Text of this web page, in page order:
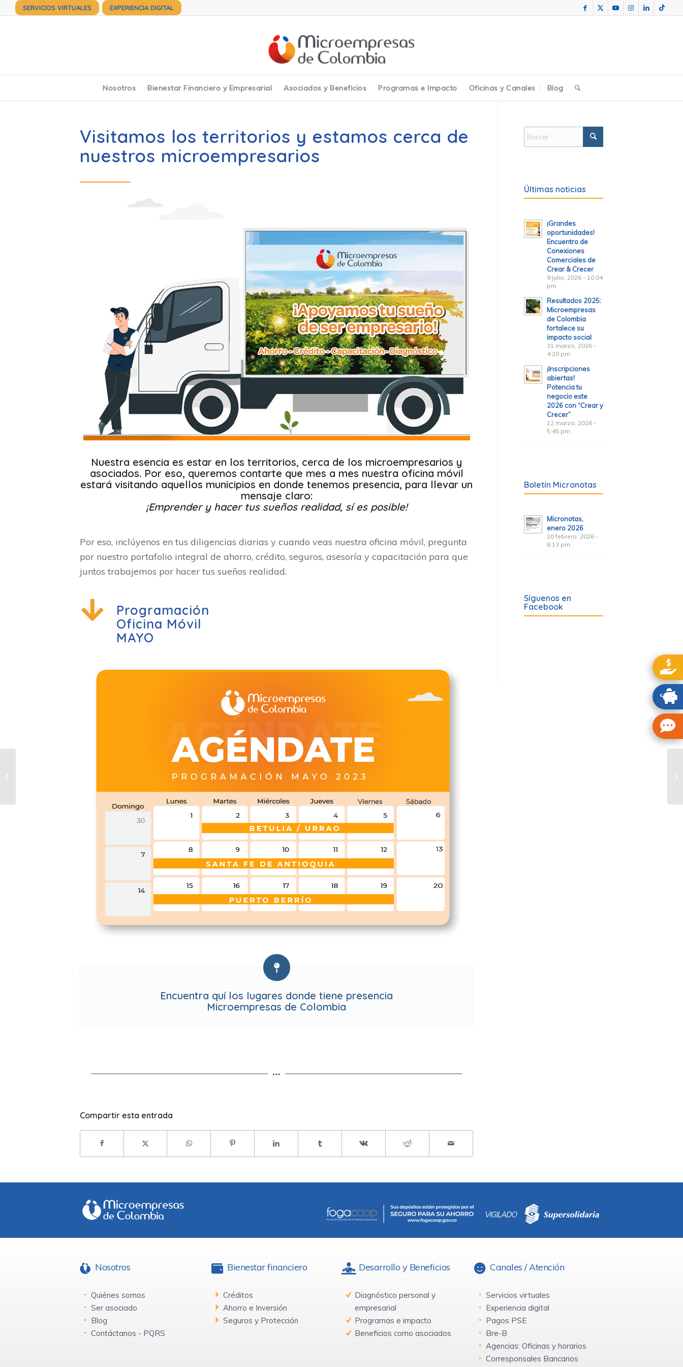
SERVICIOS VIRTUALES EXPERIENCIA DIGITAL
Nosotros Bienestar Financiero y Empresarial Asociados y Beneficios Programas e Impacto Oficinas y Canales Blog
Visitamos los territorios y estamos cerca de
nuestros microempresarios
Nuestra esencia es estar en los territorios, cerca de los microempresarios y
asociados. Por eso, queremos contarte que mes a mes nuestra oficina móvil
estará visitando aquellos municipios en donde tenemos presencia, para llevar un
mensaje claro:
¡Emprender y hacer tus sueños realidad, sí es posible!
Por eso, inclúyenos en tus diligencias diarias y cuando veas nuestra oficina móvil, pregunta
por nuestro portafolio integral de ahorro, crédito, seguros, asesoría y capacitación para que
juntos trabajemos por hacer tus sueños realidad.
Programación
Oficina Móvil
MAYO
Encuentra quí los lugares donde tiene presencia
Microempresas de Colombia
Compartir esta entrada
Últimas noticias
¡Grandes
oportunidades!
Encuentro de
Conexiones
Comerciales de
Crear & Crecer
9 julio, 2026 - 10:04
pm
Resultados 2025:
Microempresas
de Colombia
fortalece su
impacto social
31 marzo, 2026 -
4:20 pm
¡Inscripciones
abiertas!
Potencia tu
negocio este
2026 con “Crear y
Crecer”
12 marzo, 2026 -
5:45 pm
Boletín Micronotas
Micronotas,
enero 2026
20 febrero, 2026 -
6:13 pm
Síguenos en
Facebook
Nosotros
Quiénes somos
Ser asociado
Blog
Contáctanos - PQRS
Bienestar financiero
Créditos
Ahorro e Inversión
Seguros y Protección
Desarrollo y Beneficios
Diagnóstico personal y
empresarial
Programas e impacto
Beneficios como asociados
Canales / Atención
Servicios virtuales
Experiencia digital
Pagos PSE
Bre-B
Agencias: Oficinas y horarios
Corresponsales Bancarios